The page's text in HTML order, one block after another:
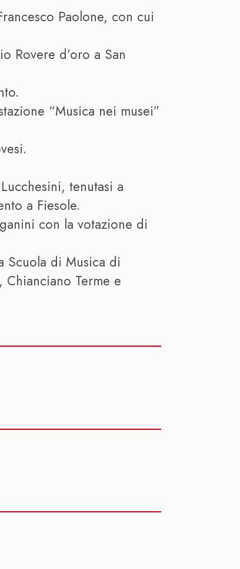
Paolone, con cui
Rovere d’oro a San
“Musica nei musei”
tenutasi a
a Fiesole.
con la votazione di
Scuola di Musica di
Terme e